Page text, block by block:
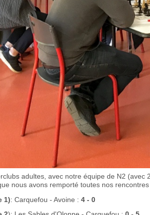
adultes, avec notre équipe de N2
nous avons remporté toutes nos
1): Carquefou - Avoine : 4 - 0